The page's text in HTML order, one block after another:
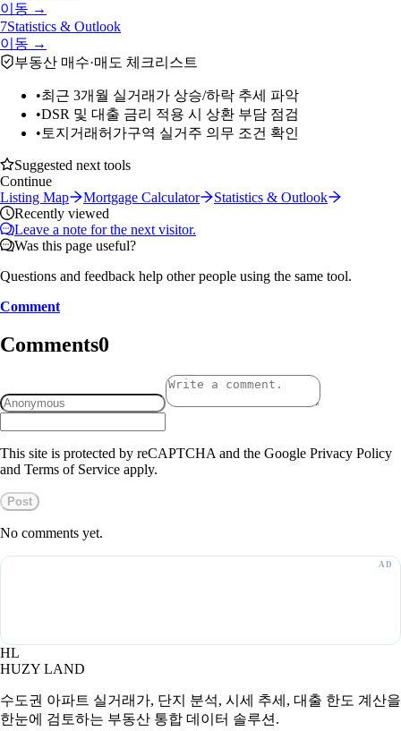
이동 →
7Statistics & Outlook
이동 →
부동산 매수·매도 체크리스트
•최근 3개월 실거래가 상승/하락 추세 파악
•DSR 및 대출 금리 적용 시 상환 부담 점검
• 토지거래허가구역 실거주 의무 조건 확인
Suggested next tools
Continue
Listing Map
Mortgage Calculator
Statistics & Outlook
Recently viewed
Leave a note for the next visitor.
Was this page useful?
Questions and feedback help other people using the same tool.
Comment
Comments0
This site is protected by reCAPTCHA and the Google Privacy Policy
and Terms of Service apply.
Post
No comments yet.
HL
HUZY LAND
수도권 아파트 실거래가, 단지 분석, 시세 추세, 대출 한도 계산을
한눈에 검토하는 부동산 통합 데이터 솔루션.